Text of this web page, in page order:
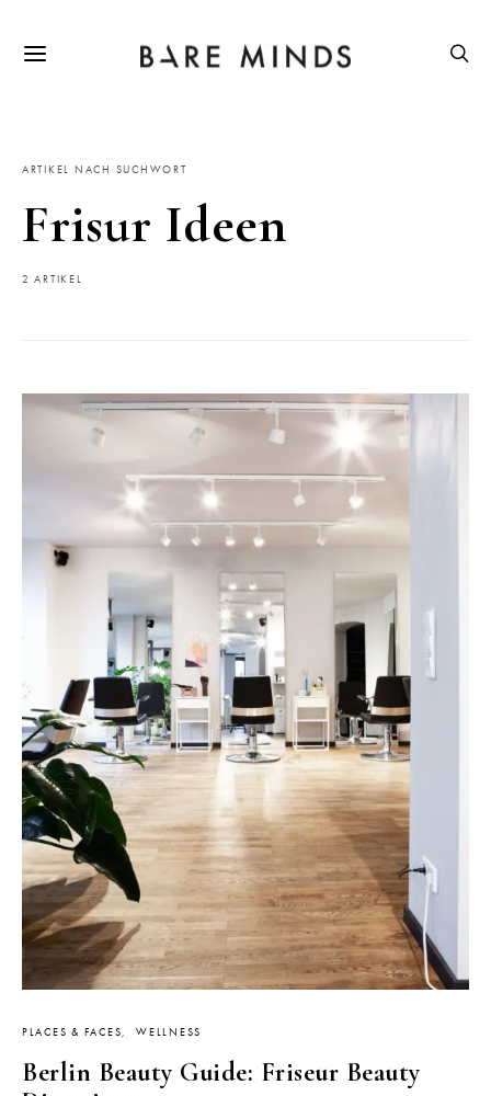
ARTIKEL NACH SUCHWORT
Frisur Ideen
2 ARTIKEL
PLACES & FACES WELLNESS
Berlin Beauty Guide: Friseur Beauty